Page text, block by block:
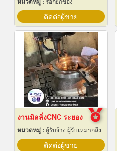
ติดต่อผู้ขาย
งานมิลลิ่งCNC ระยอง
หมวดหมู่ : ผู้รับจ้าง ผู้รับเหมากลึง
ติดต่อผู้ขาย